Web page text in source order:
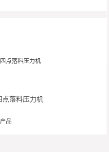
点落料压力机
品